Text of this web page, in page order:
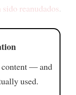
sido reanudados.
content — and
used.